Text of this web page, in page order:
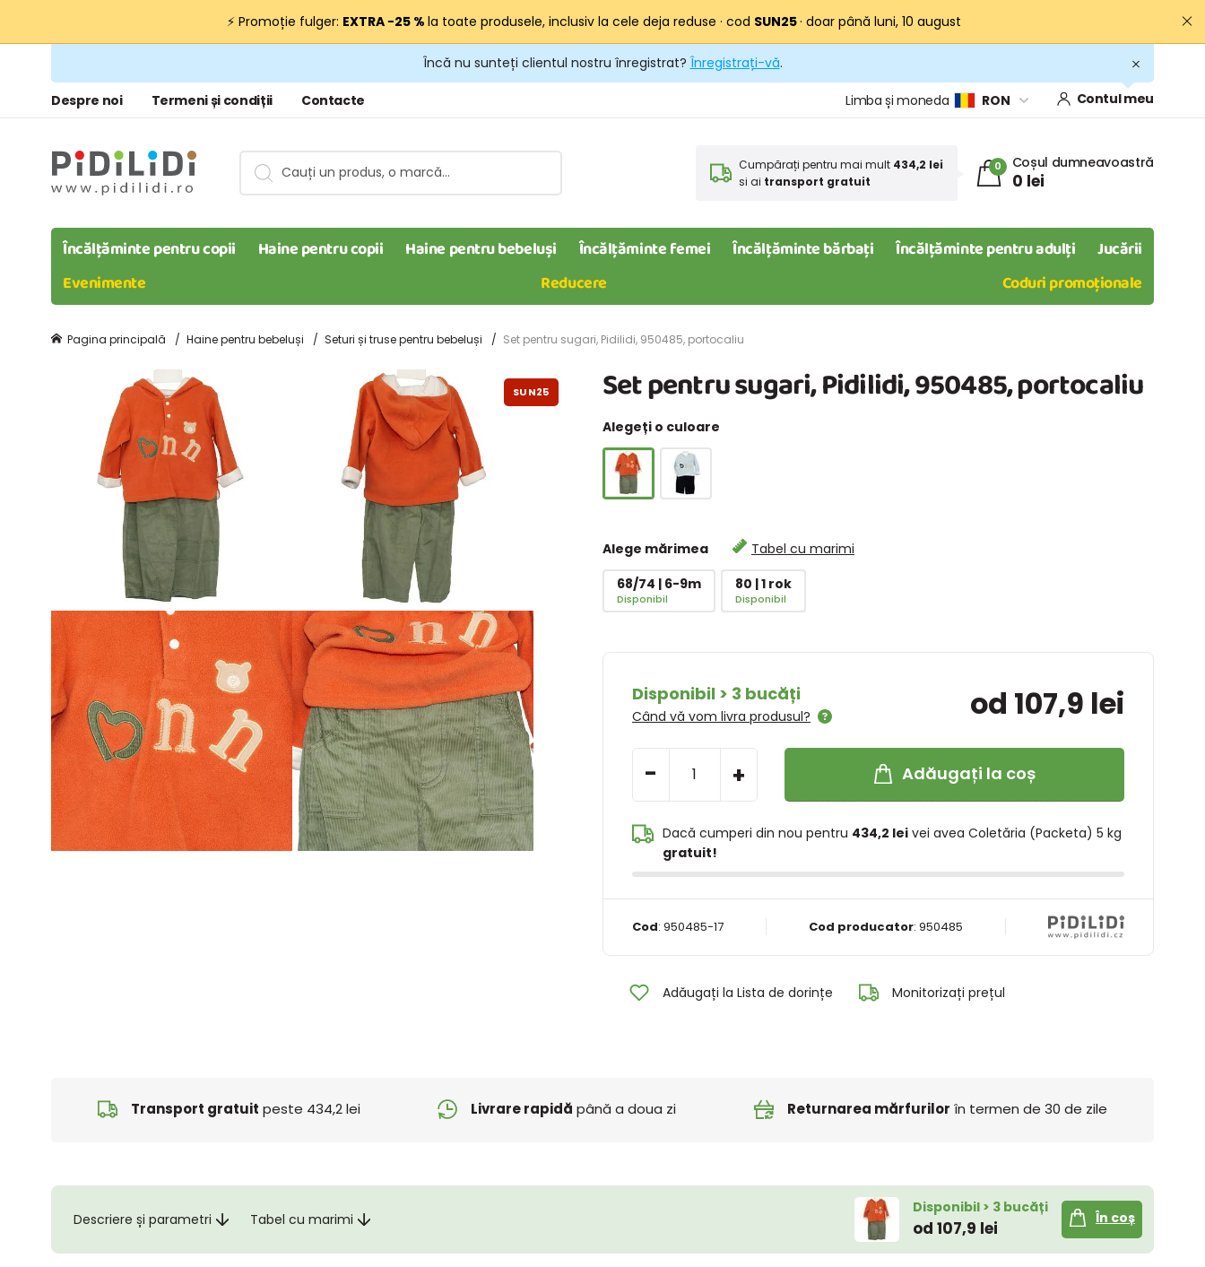
⚡ Promoție fulger: EXTRA −25 % la toate produsele, inclusiv la cele deja reduse · cod SUN25· doar până luni, 10 august
Încă nu sunteți clientul nostru înregistrat? Înregistrați-vă.
Despre noi Termeni și condiții Contacte Limba și moneda RON Contul meu
Cumpărați pentru mai mult 434,2 lei
si ai transport gratuit
0 Coșul dumneavoastră
0 lei
Încălțăminte pentru copii Haine pentru copii Haine pentru bebeluși Încălțăminte femei Încălțăminte bărbați Încălțăminte pentru adulți
Jucării
Evenimente
Reducere Coduri promoționale
Pagina principală Haine pentru bebeluși Seturi și truse pentru bebeluși Set pentru sugari, Pidilidi, 950485, portocaliu
Set pentru sugari, Pidilidi, 950485, portocaliu
Alegeți o culoare
Alege mărimea
Tabel cu marimi
68/74 | 6-9m
Disponibil
80 | 1 rok
Disponibil
Disponibil > 3 bucăți
Când vă vom livra produsul? od 107,9 lei
- + Adăugați la coș
Dacă cumperi din nou pentru 434,2 leivei avea Coletăria (Packeta) 5 kg
gratuit!
Cod: 950485-17 Cod producator: 950485
Adăugați la Lista de dorințe Monitorizați prețul
SUN25
Transport gratuit peste 434,2 lei Livrare rapidă până a doua zi Returnarea mărfurilor în termen de 30 de zile
Descriere și parametri Tabel cu marimi
Disponibil > 3 bucăți
od 107,9 lei
În coș